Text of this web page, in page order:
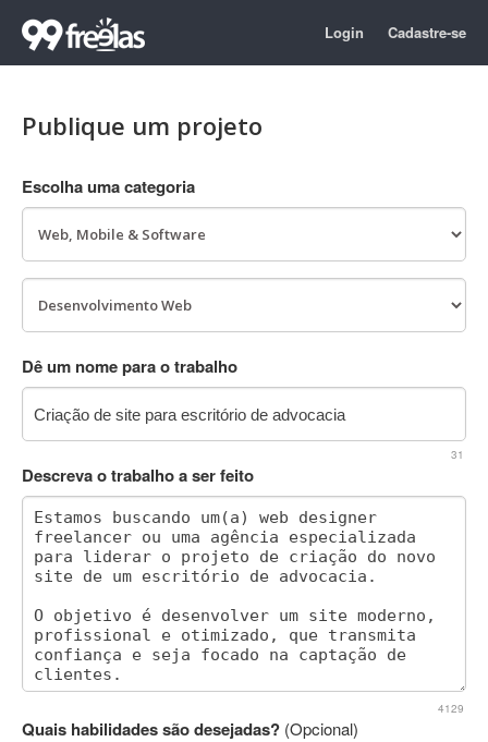
Login Cadastre-se
Publique um projeto
Escolha uma categoria
Dê um nome para o trabalho
31
Descreva o trabalho a ser feito
4129
Quais habilidades são desejadas? (Opcional)